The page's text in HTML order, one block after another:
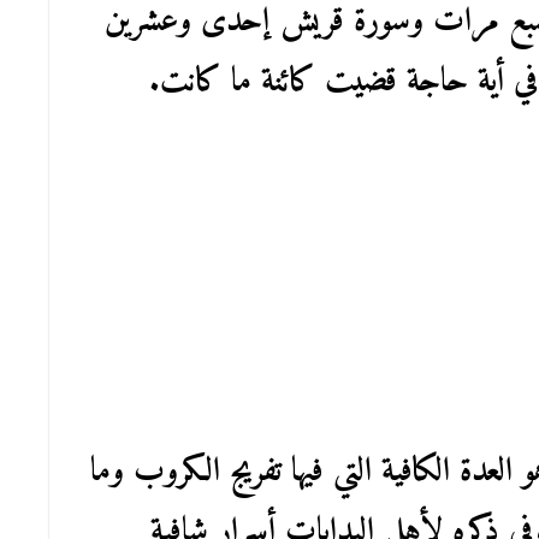
سبع مرات وسورة قريش إحدى وعشرين
أية حاجة قضيت كائنة ما كانت.
الكافية التي فيها تفريج الكروب وما